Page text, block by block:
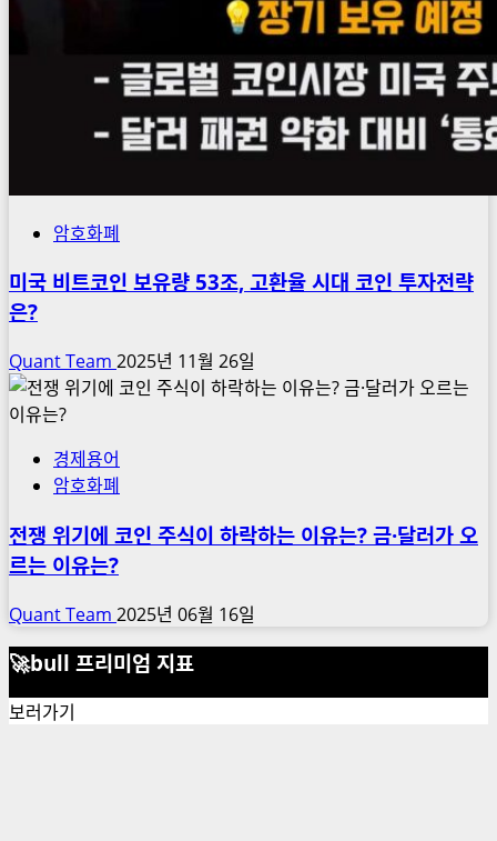
암호화폐
미국 비트코인 보유량 53조, 고환율 시대 코인 투자전략
은?
Quant Team 2025년 11월 26일
경제용어
암호화폐
전쟁 위기에 코인 주식이 하락하는 이유는? 금·달러가 오
르는 이유는?
Quant Team 2025년 06월 16일
🚀bull 프리미엄 지표
보러가기